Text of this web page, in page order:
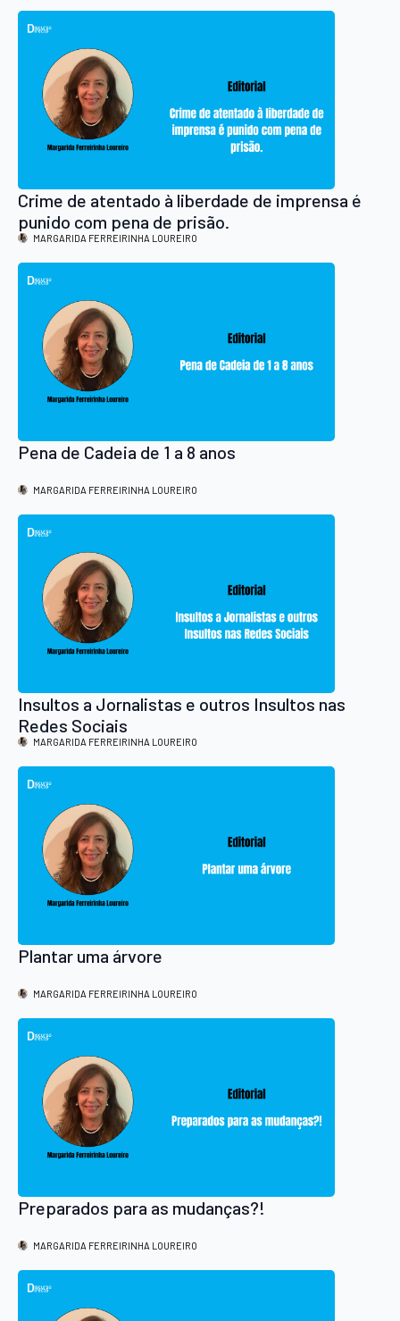
Crime de atentado à liberdade de imprensa é
punido com pena de prisão.
MARGARIDA FERREIRINHA LOUREIRO
Pena de Cadeia de 1 a 8 anos
MARGARIDA FERREIRINHA LOUREIRO
Insultos a Jornalistas e outros Insultos nas
Redes Sociais
MARGARIDA FERREIRINHA LOUREIRO
Plantar uma árvore
MARGARIDA FERREIRINHA LOUREIRO
Preparados para as mudanças?!
MARGARIDA FERREIRINHA LOUREIRO